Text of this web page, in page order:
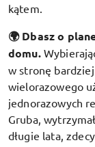
kątem.
🌍 Dbasz o
domu.
w stronę
wielorazowego
jednorazowych
Gruba,
długie lata,